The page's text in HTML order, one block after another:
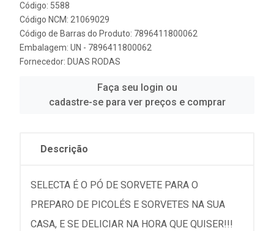
Código: 5588
Código NCM: 21069029
Código de Barras do Produto: 7896411800062
Embalagem: UN - 7896411800062
Fornecedor: DUAS RODAS
Faça seu login ou
cadastre-se para ver preços e comprar
Descrição
SELECTA É O PÓ DE SORVETE PARA O
PREPARO DE PICOLÉS E SORVETES NA SUA
CASA, E SE DELICIAR NA HORA QUE QUISER!!!